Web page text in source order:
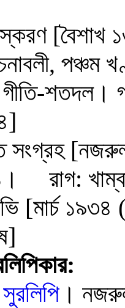
[বৈশাখ
পঞ্চম
শতদল।
সংগ্রহ
রাগ:
[মার্চ ১৯৩৪
সুরলিপি ।